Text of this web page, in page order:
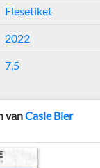
Flesetiket
2022
7,5
vanCasle Bier